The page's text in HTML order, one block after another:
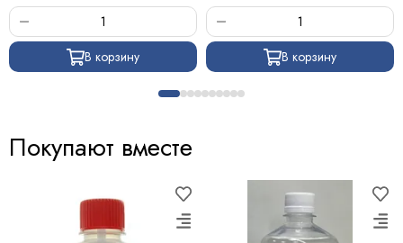
В корзину В корзину
Покупают вместе